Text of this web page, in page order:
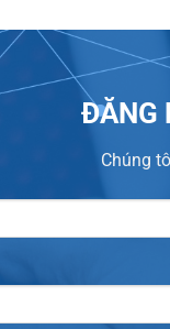
ĐĂNG
Chúng